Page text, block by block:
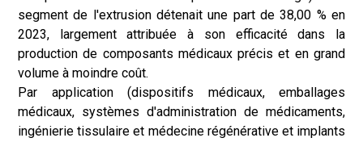
segment de l'extrusion détenait une part de 38,00 % en
2023, largement attribuée à son efficacité dans la
production de composants médicaux précis et en grand
volume à moindre coût.
Par application (dispositifs médicaux, emballages
médicaux, systèmes d'administration de médicaments,
ingénierie tissulaire et médecine régénérative et implants